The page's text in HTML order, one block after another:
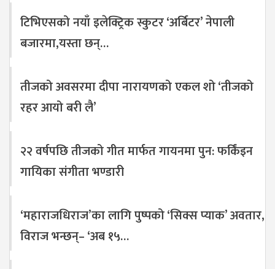
टिभिएसको नयाँ इलेक्ट्रिक स्कुटर ‘अर्बिटर’ नेपाली
बजारमा,यस्ता छन्…
तीजको अवसरमा दीपा नारायणको एकल शो ‘तीजको
रहर आयो बरी लै’
२२ वर्षपछि तीजको गीत मार्फत गायनमा पुन: फर्किंइन
गायिका संगीता भण्डारी
‘महाराजधिराज’का लागि पुष्पको ‘सिक्स प्याक’ अवतार,
विराज भन्छन्– ‘अब १५…